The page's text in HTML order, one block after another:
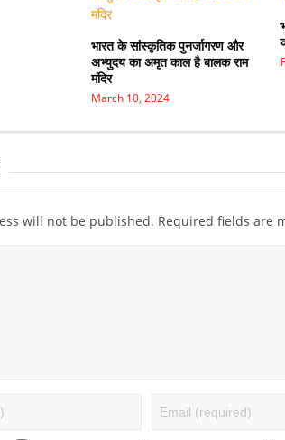
भारत के सांस्कृतिक पुनर्जागरण और
अभ्युदय का अमृत काल है बालक राम
मंदिर
March 10, 2024
will not be published. Required fields are